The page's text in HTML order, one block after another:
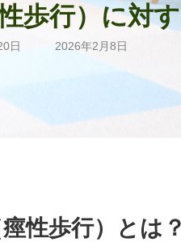
行）に対
日
最
2026年2月8日
性歩行）とは